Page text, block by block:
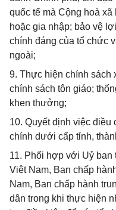
quốc tế mà Cộng hoà
hoặc gia nhập; bảo vệ
chính đáng của tổ chức
ngoài;
9. Thực hiện chính sách
chính sách tôn giáo;
khen thưởng;
10. Quyết định việc
chính dưới cấp tỉnh,
11. Phối hợp với Uỷ ban
Việt Nam, Ban chấp
Nam, Ban chấp hành
dân trong khi thực hiện